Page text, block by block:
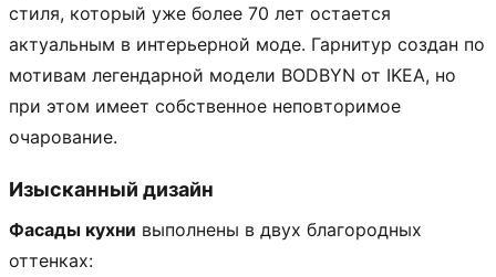
стиля, который уже более 70 лет остается
актуальным в интерьерной моде. Гарнитур создан по
мотивам легендарной модели BODBYN от IKEA, но
при этом имеет собственное неповторимое
очарование.
Изысканный дизайн
Фасады кухни выполнены в двух благородных
оттенках: